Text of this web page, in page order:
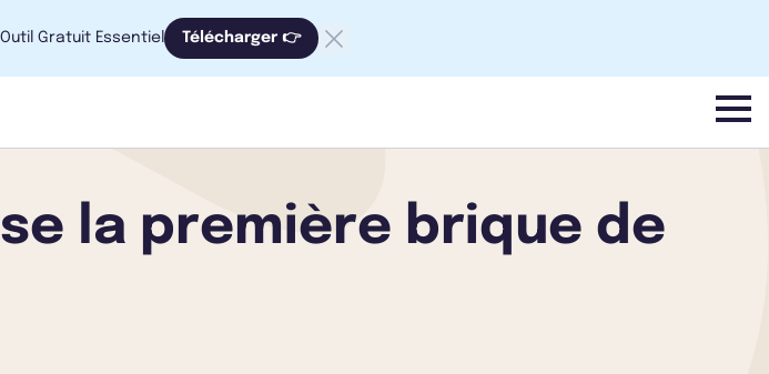
Gratuit Essentiel Télécharger 👉
menu
la première brique de